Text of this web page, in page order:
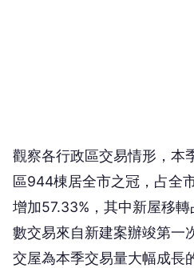
觀察各行政區交易情形，本
區944棟居全市之冠，占全
增加57.33%，其中新屋移
數交易來自新建案辦竣第一
交屋為本季交易量大幅成長